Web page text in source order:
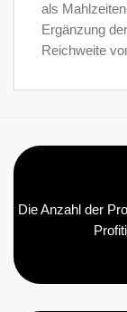
als
Ergänzung
Reichweite
Die Anzahl der